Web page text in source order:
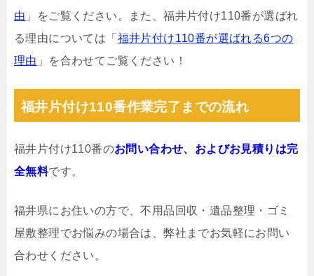
由 」をご覧ください。また、福井片付け110番が選ばれ
る理由については「 福井片付け110番が選ばれる6つの
理由 」を合わせてご覧ください！
福井片付け110番作業完了までの流れ
福井片付け110番のお問い合わせ、およびお見積りは完
全無料です。
福井県にお住いの方で、不用品回収・遺品整理・ゴミ
屋敷整理でお悩みの場合は、弊社までお気軽にお問い
合わせください。